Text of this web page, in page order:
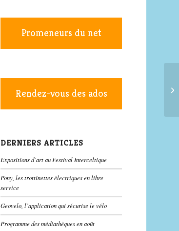
Promeneurs du net
Rendez-vous des ados
DERNIERS ARTICLES
Expositions d’art au Festival Interceltique
Pony, les trottinettes électriques en libre
service
Geovelo, l’application qui sécurise le vélo
Programme des médiathèques en août